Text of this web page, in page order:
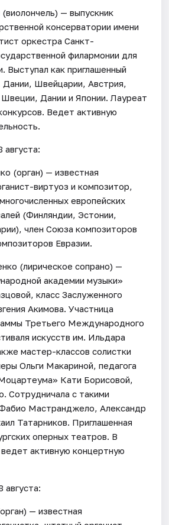
— выпускник
консерватории имени
оркестра Санкт-
филармонии для
Выступал как приглашенный
Дании, Швейцарии, Австрия,
Дании и Японии. Лауреат
Ведет активную
августа:
(орган) — известная
виртуоз и композитор,
европейских
(Финляндии, Эстонии,
член Союза композиторов
Евразии.
(лирическое сопрано) —
академии музыки»
класс Заслуженного
Акимова. Участница
Третьего Международного
искусств им. Ильдара
мастер-классов солистки
Ольги Макариной, педагога
Кати Борисовой,
Сотрудничала с такими
Мастранджело, Александр
Татарников. Приглашенная
оперных театров. В
активную концертную
августа:
— известная